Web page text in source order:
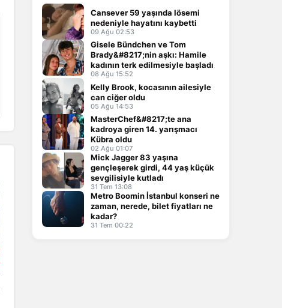
Cansever 59 yaşında lösemi
nedeniyle hayatını kaybetti
09 Ağu 02:53
Gisele Bündchen ve Tom
Brady&#8217;nin aşkı: Hamile
kadının terk edilmesiyle başladı
08 Ağu 15:52
Kelly Brook, kocasının ailesiyle
can ciğer oldu
05 Ağu 14:53
MasterChef&#8217;te ana
kadroya giren 14. yarışmacı
Kübra oldu
02 Ağu 01:07
Mick Jagger 83 yaşına
gençleşerek girdi, 44 yaş küçük
sevgilisiyle kutladı
31 Tem 13:08
Metro Boomin İstanbul konseri ne
zaman, nerede, bilet fiyatları ne
kadar?
31 Tem 00:22